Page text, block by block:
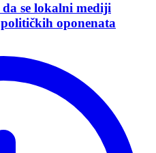
se lokalni mediji
oponenata